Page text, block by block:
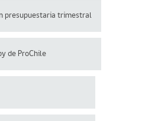
presupuestaria trimestral
de ProChile